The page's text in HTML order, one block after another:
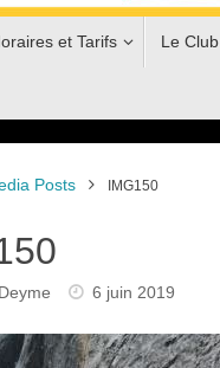
et Tarifs Le Club
Posts IMG150
6 juin 2019